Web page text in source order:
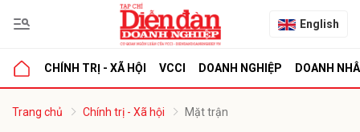
English
CHÍNH TRỊ - XÃ HỘI VCCI DOANH NGHIỆP DOANH
Trang chủ Chính trị - Xã hội Mặt trận
luận